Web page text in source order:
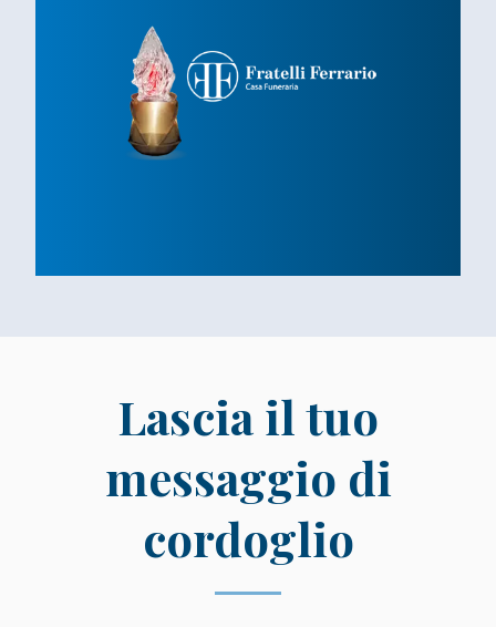
Lumino Votivo
Lascia un segno sempre accesso in ricordo
Lascia il tuo
messaggio di
cordoglio